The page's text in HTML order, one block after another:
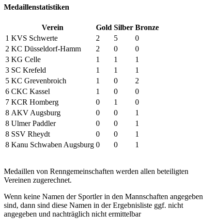
Medaillenstatistiken
Verein Gold Silber Bronze
1 KVS Schwerte 2 5
0
2 KC Düsseldorf-Hamm 2 0
0
3 KG Celle 1 1
1
3 SC Krefeld 1 1
1
5 KC Grevenbroich 1 0
2
6 CKC Kassel 1 0
0
7 KCR Homberg 0 1
0
8 AKV Augsburg 0 0
1
8 Ulmer Paddler 0 0
1
8 SSV Rheydt 0 0
1
8 Kanu Schwaben Augsburg 0 0 1
Medaillen von Renngemeinschaften werden allen beteiligten
Vereinen zugerechnet.
Wenn keine Namen der Sportler in den Mannschaften angegeben
sind, dann sind diese Namen in der Ergebnisliste ggf. nicht
angegeben und nachträglich nicht ermittelbar